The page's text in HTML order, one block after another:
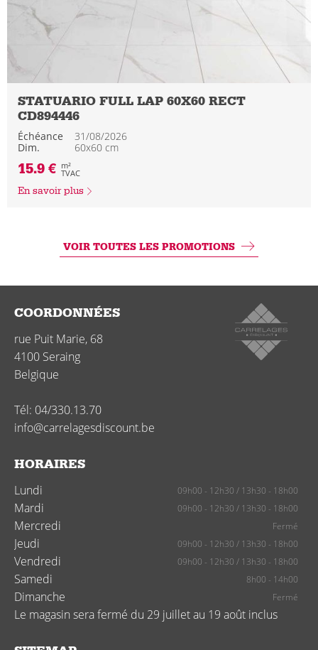
STATUARIO FULL LAP 60X60 RECT
CD894446
Échéance
31/08/2026
Dim.
60x60 cm
15.9 € m²
TVAC
En savoir plus
VOIR TOUTES LES PROMOTIONS
COORDONNÉES
rue Puit Marie, 68
4100 Seraing
Belgique
Tél: 04/330.13.70
info@carrelagesdiscount.be
HORAIRES
Lundi 09h00 - 12h30 / 13h30 - 18h00
Mardi 09h00 - 12h30 / 13h30 - 18h00
Mercredi Fermé
Jeudi 09h00 - 12h30 / 13h30 - 18h00
Vendredi 09h00 - 12h30 / 13h30 - 18h00
Samedi 8h00 - 14h00
Dimanche Fermé
Le magasin sera fermé du 29 juillet au 19 août inclus